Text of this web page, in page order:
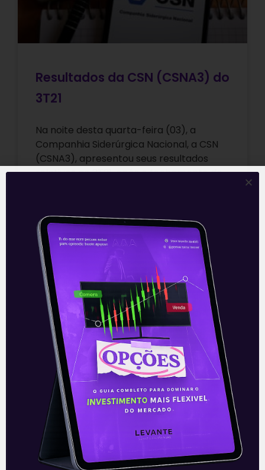
Resultados da CSN (CSNA3) do
3T21
Na noite desta quarta-feira (03), a
Companhia Siderúrgica Nacional, a CSN
(CSNA3), apresentou seus resultados
relativos ao 3T21, após o fechamento de
Leia mais
04/11/2021
E EU COM ISSO
Resultados da CSN (CSNA3) e
CSN Mineração (CMIN3) do